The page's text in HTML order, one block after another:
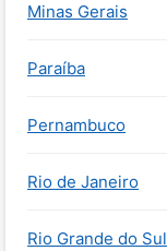
Minas Gerais
Paraíba
Pernambuco
Rio de Janeiro
Rio Grande do Sul